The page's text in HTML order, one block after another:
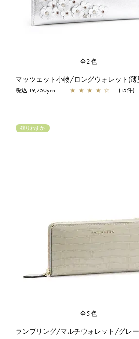
全2色
税込 19,250yen ★ ★ ★ ★ ☆ (15件)
残りわずか
全5色
ランプリング/マルチウォレット/グレー